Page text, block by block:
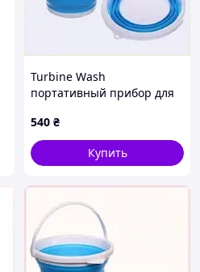
Turbine Wash
портативный прибор для
540 ₴
Купить